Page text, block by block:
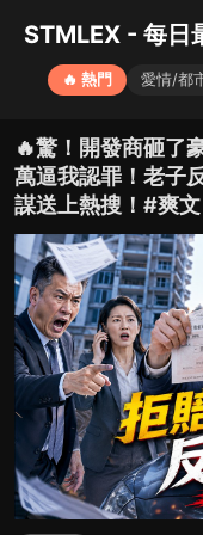
STMLEX - 每日
🔥 熱門 愛情/都
🔥驚！開發商砸了
萬逼我認罪！老子
謀送上熱搜！#爽文